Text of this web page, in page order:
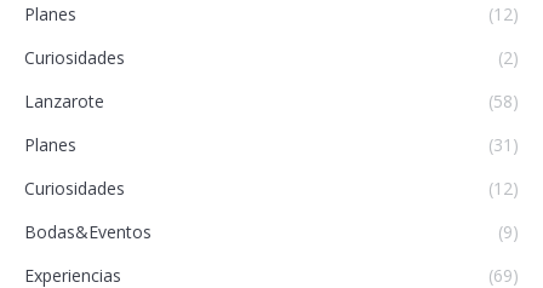
Planes
(12)
Curiosidades
(2)
Lanzarote
(58)
Planes
(31)
Curiosidades
(12)
Bodas&Eventos
(9)
Experiencias
(69)